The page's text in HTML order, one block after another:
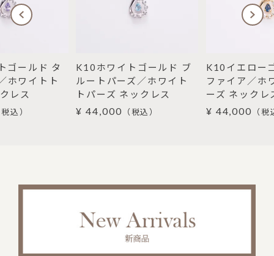
ゴールド タ
ホワイトト
レス
込）
K10ホワイトゴールド ブ
ルートパーズ／ホワイト
トパーズ ネックレス
¥ 44,000 （税込）
K10イエロー
ファイア／ホ
ーズ ネックレ
¥ 44,000 （